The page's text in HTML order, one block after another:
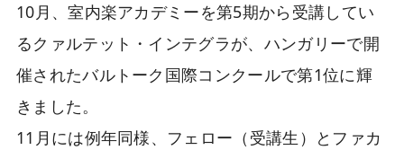
10月、室内楽アカデミーを第5期から受講してい
るクァルテット・インテグラが、ハンガリーで開
催されたバルトーク国際コンクールで第1位に輝
きました。
11月には例年同様、フェロー（受講生）とファカ